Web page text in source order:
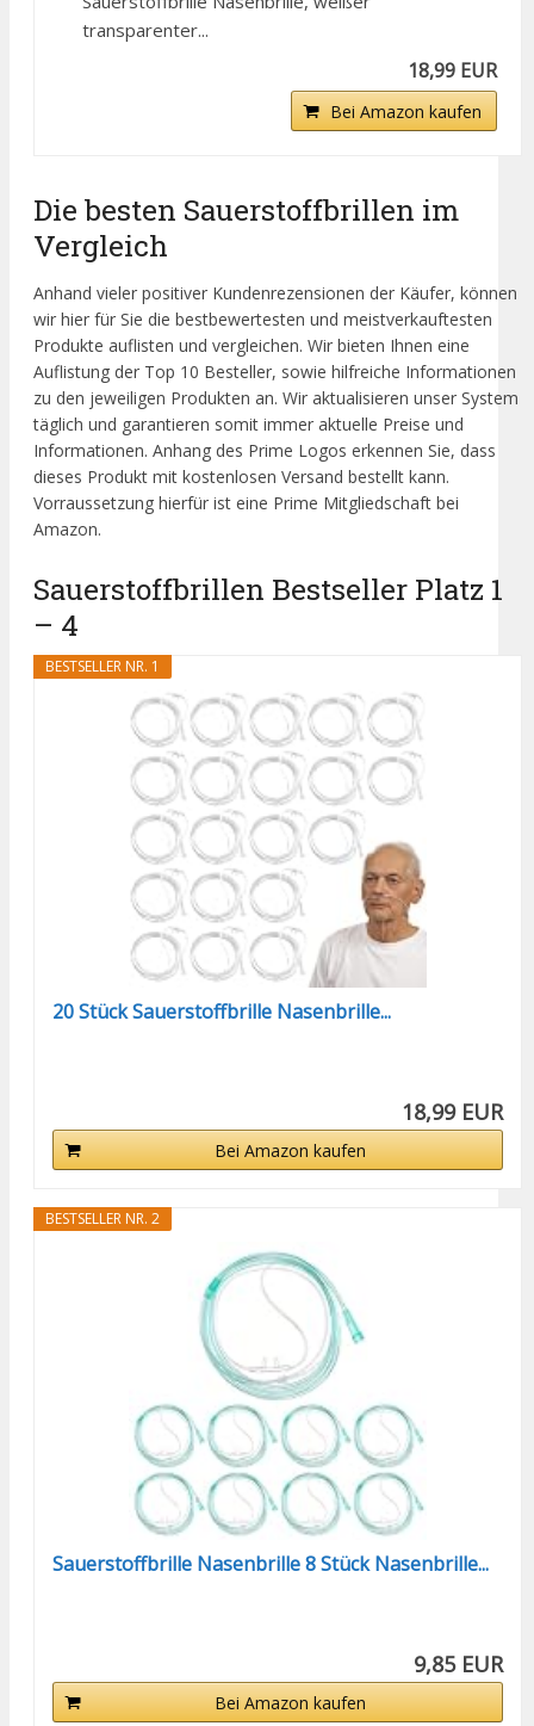
transparenter...
18,99 EUR
Bei Amazon kaufen
Die besten Sauerstoffbrillen im
Vergleich
Anhand vieler positiver Kundenrezensionen der Käufer, können
wir hier für Sie die bestbewertesten und meistverkauftesten
Produkte auflisten und vergleichen. Wir bieten Ihnen eine
Auflistung der Top 10 Besteller, sowie hilfreiche Informationen
zu den jeweiligen Produkten an. Wir aktualisieren unser System
täglich und garantieren somit immer aktuelle Preise und
Informationen. Anhang des Prime Logos erkennen Sie, dass
dieses Produkt mit kostenlosen Versand bestellt kann.
Vorraussetzung hierfür ist eine Prime Mitgliedschaft bei
Amazon.
Sauerstoffbrillen Bestseller Platz 1
– 4
BESTSELLER NR. 1
20 Stück Sauerstoffbrille Nasenbrille...
18,99 EUR
Bei Amazon kaufen
BESTSELLER NR. 2
Sauerstoffbrille Nasenbrille 8 Stück Nasenbrille...
9,85 EUR
Bei Amazon kaufen